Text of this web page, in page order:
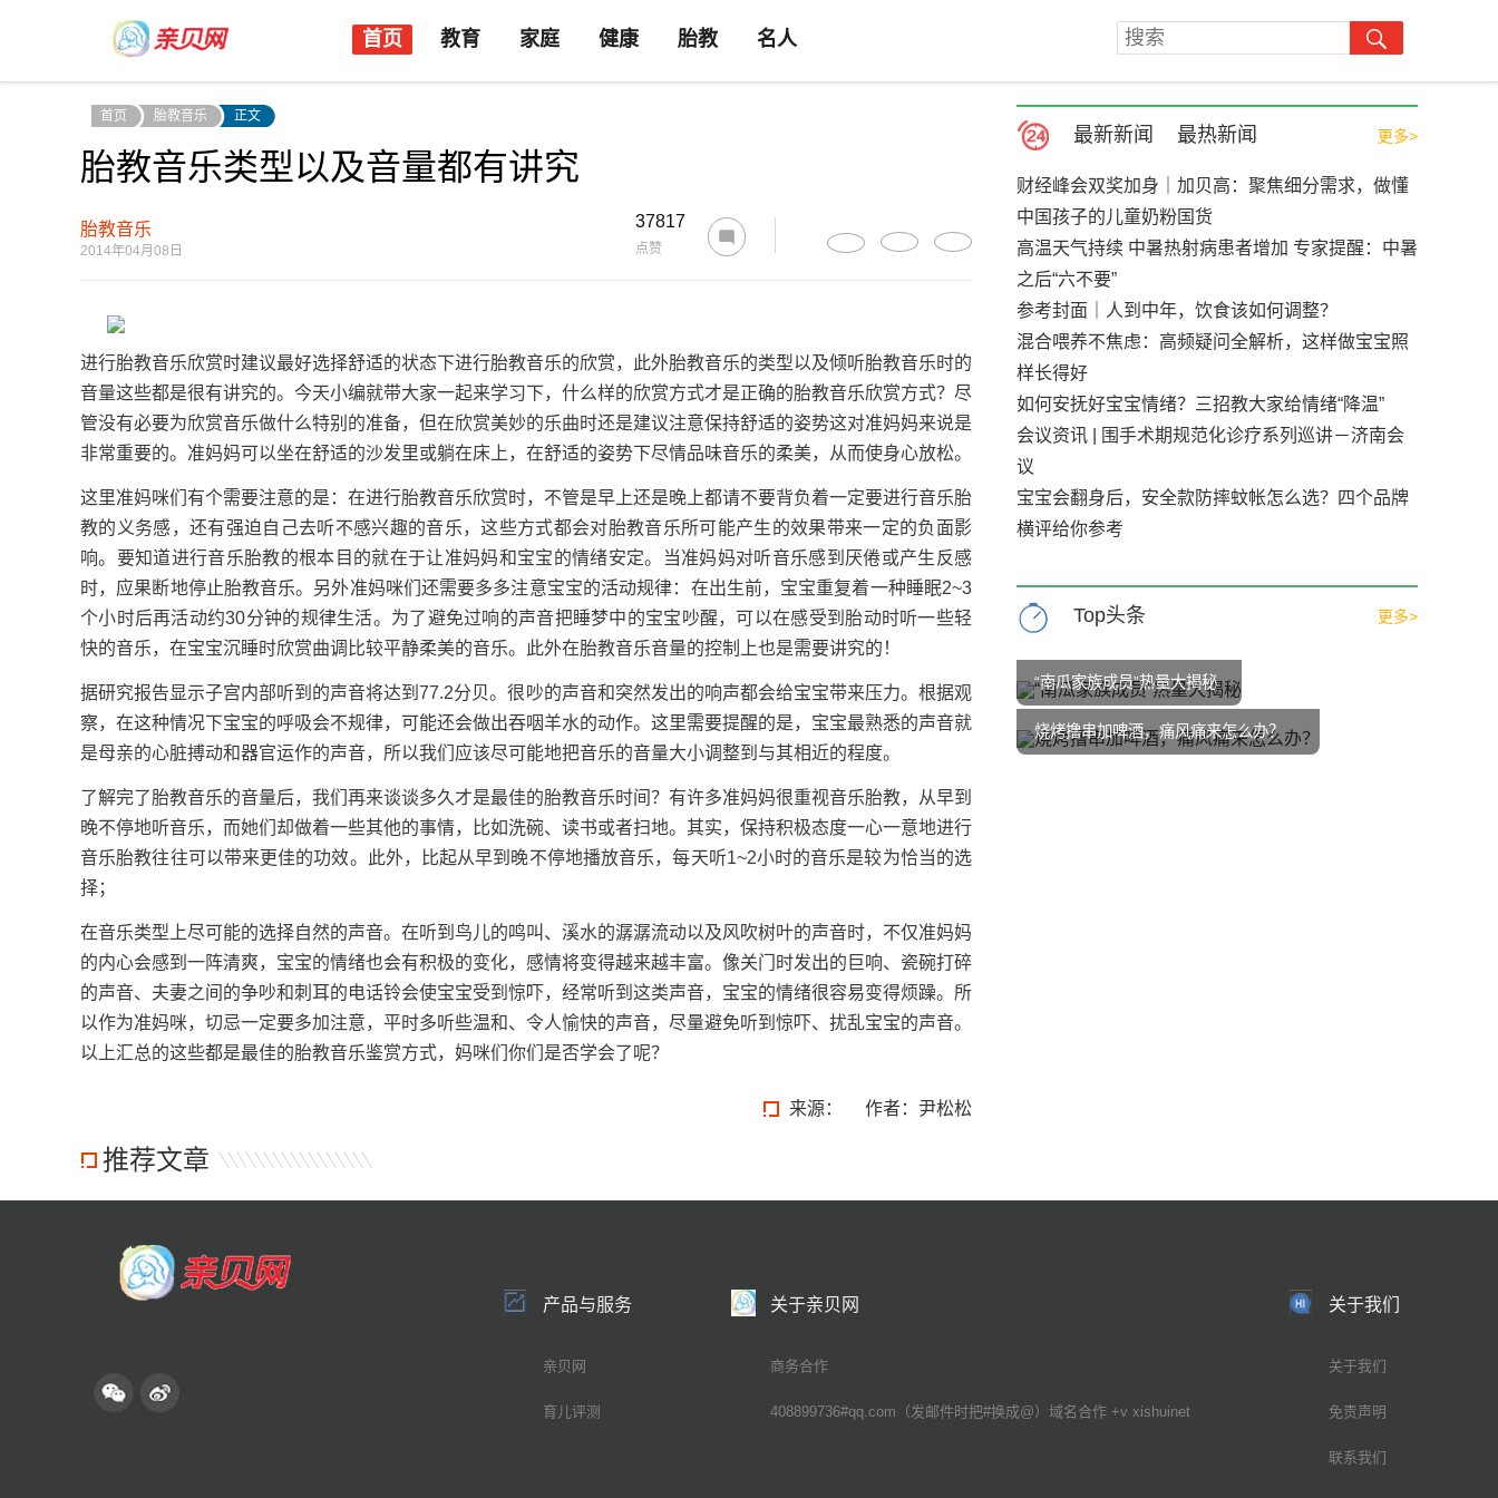
首页 教育 家庭 健康 胎教 名人
首页 胎教音乐 正文
胎教音乐类型以及音量都有讲究
胎教音乐
2014年04月08日
37817
点赞
进行胎教音乐欣赏时建议最好选择舒适的状态下进行胎教音乐的欣赏，此外胎教音乐的类型以及倾听胎教音乐时的
音量这些都是很有讲究的。今天小编就带大家一起来学习下，什么样的欣赏方式才是正确的胎教音乐欣赏方式？尽
管没有必要为欣赏音乐做什么特别的准备，但在欣赏美妙的乐曲时还是建议注意保持舒适的姿势这对准妈妈来说是
非常重要的。准妈妈可以坐在舒适的沙发里或躺在床上，在舒适的姿势下尽情品味音乐的柔美，从而使身心放松。
这里准妈咪们有个需要注意的是：在进行胎教音乐欣赏时，不管是早上还是晚上都请不要背负着一定要进行音乐胎
教的义务感，还有强迫自己去听不感兴趣的音乐，这些方式都会对胎教音乐所可能产生的效果带来一定的负面影
响。要知道进行音乐胎教的根本目的就在于让准妈妈和宝宝的情绪安定。当准妈妈对听音乐感到厌倦或产生反感
时，应果断地停止胎教音乐。另外准妈咪们还需要多多注意宝宝的活动规律：在出生前，宝宝重复着一种睡眠2~3
个小时后再活动约30分钟的规律生活。为了避免过响的声音把睡梦中的宝宝吵醒，可以在感受到胎动时听一些轻
快的音乐，在宝宝沉睡时欣赏曲调比较平静柔美的音乐。此外在胎教音乐音量的控制上也是需要讲究的！
据研究报告显示子宫内部听到的声音将达到77.2分贝。很吵的声音和突然发出的响声都会给宝宝带来压力。根据观
察，在这种情况下宝宝的呼吸会不规律，可能还会做出吞咽羊水的动作。这里需要提醒的是，宝宝最熟悉的声音就
是母亲的心脏搏动和器官运作的声音，所以我们应该尽可能地把音乐的音量大小调整到与其相近的程度。
了解完了胎教音乐的音量后，我们再来谈谈多久才是最佳的胎教音乐时间？有许多准妈妈很重视音乐胎教，从早到
晚不停地听音乐，而她们却做着一些其他的事情，比如洗碗、读书或者扫地。其实，保持积极态度一心一意地进行
音乐胎教往往可以带来更佳的功效。此外，比起从早到晚不停地播放音乐，每天听1~2小时的音乐是较为恰当的选
择；
在音乐类型上尽可能的选择自然的声音。在听到鸟儿的鸣叫、溪水的潺潺流动以及风吹树叶的声音时，不仅准妈妈
的内心会感到一阵清爽，宝宝的情绪也会有积极的变化，感情将变得越来越丰富。像关门时发出的巨响、瓷碗打碎
的声音、夫妻之间的争吵和刺耳的电话铃会使宝宝受到惊吓，经常听到这类声音，宝宝的情绪很容易变得烦躁。所
以作为准妈咪，切忌一定要多加注意，平时多听些温和、令人愉快的声音，尽量避免听到惊吓、扰乱宝宝的声音。
以上汇总的这些都是最佳的胎教音乐鉴赏方式，妈咪们你们是否学会了呢？
来源： 作者：尹松松
推荐文章
最新新闻 最热新闻 更多>
财经峰会双奖加身｜加贝高：聚焦细分需求，做懂
中国孩子的儿童奶粉国货
高温天气持续 中暑热射病患者增加 专家提醒：中暑
之后“六不要”
参考封面｜人到中年，饮食该如何调整？
混合喂养不焦虑：高频疑问全解析，这样做宝宝照
样长得好
如何安抚好宝宝情绪？三招教大家给情绪“降温”
会议资讯 | 围手术期规范化诊疗系列巡讲－济南会
议
宝宝会翻身后，安全款防摔蚊帐怎么选？四个品牌
横评给你参考
Top头条 更多>
“南瓜家族成员”热量大揭秘
烧烤撸串加啤酒，痛风痛来怎么办？
产品与服务
亲贝网
育儿评测
关于亲贝网
商务合作
408899736#qq.com（发邮件时把#换成@）域名合作 +v xishuinet
关于我们
关于我们
免责声明
联系我们